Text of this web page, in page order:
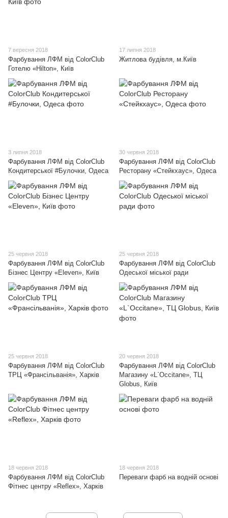
7 вересня 2018
Фарбування ЛФМ від ColorClub
Готелю «Hilton», Київ
17 липня 2018
Житлова будівля, м.Київ
3 липня 2018
Фарбування ЛФМ від ColorClub
Кондитерської #Булочки, Одеса
30 червня 2018
Фарбування ЛФМ від ColorClub
Ресторану «Стейкхаус», Одеса
25 червня 2018
Фарбування ЛФМ від ColorClub
Бізнес Центру «Eleven», Київ
25 червня 2018
Фарбування ЛФМ від ColorClub
Одеської міської ради
25 червня 2018
Фарбування ЛФМ від ColorClub
ТРЦ «Франсільванія», Харків
20 червня 2018
Фарбування ЛФМ від ColorClub
Магазину «L`Occitane», TЦ
Globus, Київ
18 червня 2018
Фарбування ЛФМ від ColorClub
Фітнес центру «Reflex», Харків
18 червня 2018
Переваги фарб на водній основі